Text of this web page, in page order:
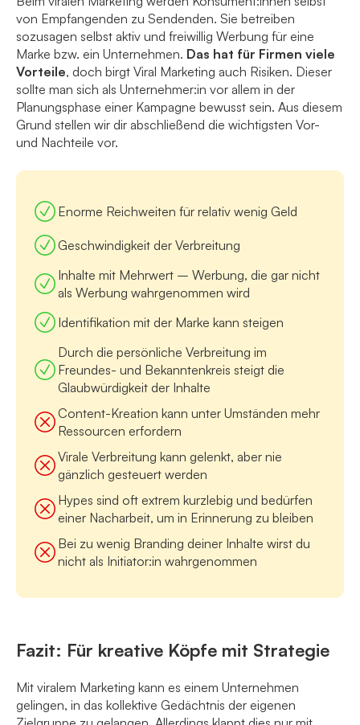
von Empfangenden zu Sendenden. Sie betreiben
sozusagen selbst aktiv und freiwillig Werbung für eine
Marke bzw. ein Unternehmen. Das hat für Firmen viele
Vorteile, doch birgt Viral Marketing auch Risiken. Dieser
sollte man sich als Unternehmer:in vor allem in der
Planungsphase einer Kampagne bewusst sein. Aus diesem
Grund stellen wir dir abschließend die wichtigsten Vor-
und Nachteile vor.
Enorme Reichweiten für relativ wenig Geld
Geschwindigkeit der Verbreitung
Inhalte mit Mehrwert – Werbung, die gar nicht
als Werbung wahrgenommen wird
Identifikation mit der Marke kann steigen
Durch die persönliche Verbreitung im
Freundes- und Bekanntenkreis steigt die
Glaubwürdigkeit der Inhalte
Content-Kreation kann unter Umständen mehr
Ressourcen erfordern
Virale Verbreitung kann gelenkt, aber nie
gänzlich gesteuert werden
Hypes sind oft extrem kurzlebig und bedürfen
einer Nacharbeit, um in Erinnerung zu bleiben
Bei zu wenig Branding deiner Inhalte wirst du
nicht als Initiator:in wahrgenommen
Fazit: Für kreative Köpfe mit Strategie
Mit viralem Marketing kann es einem Unternehmen
gelingen, in das kollektive Gedächtnis der eigenen